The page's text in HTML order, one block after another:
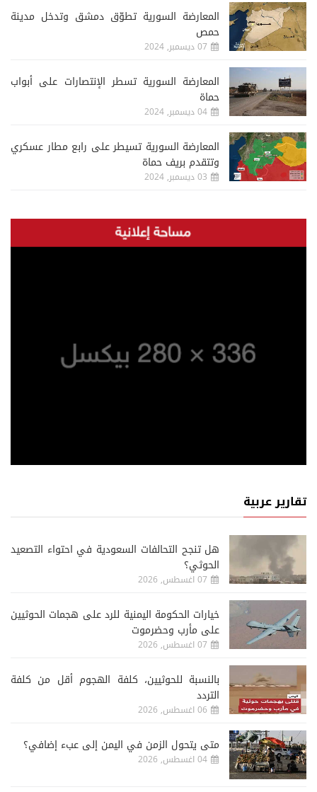
المعارضة السورية تطوّق دمشق وتدخل مدينة
حمص
07 ديسمبر, 2024
المعارضة السورية تسطر الإنتصارات على أبواب
حماة
04 ديسمبر, 2024
المعارضة السورية تسيطر على رابع مطار عسكري
وتتقدم بريف حماة
03 ديسمبر, 2024
تقارير عربية
هل تنجح التحالفات السعودية في احتواء التصعيد
الحوثي؟
07 اغسطس, 2026
خيارات الحكومة اليمنية للرد على هجمات الحوثيين
على مأرب وحضرموت
07 اغسطس, 2026
‏بالنسبة للحوثيين، كلفة الهجوم أقل من كلفة
التردد
06 اغسطس, 2026
متى يتحول الزمن في اليمن إلى عبء إضافي؟
04 اغسطس, 2026